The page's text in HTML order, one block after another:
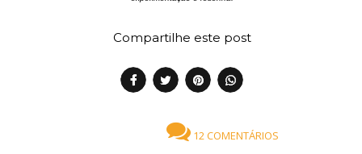
Compartilhe este post
12 COMENTÁRIOS